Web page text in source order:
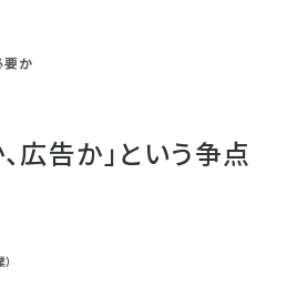
要か
広告か」という争点